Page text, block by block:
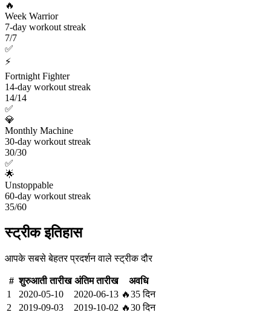
🔥
Week Warrior
7-day workout streak
7/7
✅
⚡
Fortnight Fighter
14-day workout streak
14/14
✅
💎
Monthly Machine
30-day workout streak
30/30
✅
🌟
Unstoppable
60-day workout streak
35/60
स्ट्रीक इतिहास
आपके सबसे बेहतर प्रदर्शन वाले स्ट्रीक दौर
# शुरुआती तारीख अंतिम तारीख
अवधि
1
2020-05-10 2020-06-13 🔥35 दिन
2
2019-09-03 2019-10-02 🔥30 दिन